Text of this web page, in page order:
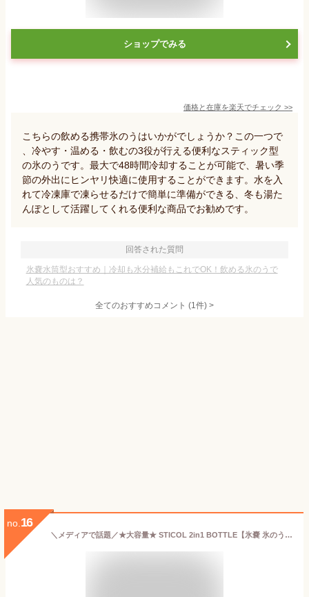
ショップでみる
価格と在庫を楽天でチェック >>
こちらの飲める携帯氷のうはいかがでしょうか？この一つで
、冷やす・温める・飲むの3役が行える便利なスティック型
の氷のうです。最大で48時間冷却することが可能で、暑い季
節の外出にヒンヤリ快適に使用することができます。水を入
れて冷凍庫で凍らせるだけで簡単に準備ができる、冬も湯た
んぽとして活躍してくれる便利な商品でお勧めです。
回答された質問
氷嚢水筒型おすすめ｜冷却も水分補給もこれでOK！飲める氷のうで
人気のものは？
全てのおすすめコメント (1件) >
no. 16
＼メディアで話題／★大容量★ STICOL 2in1 BOTTLE【氷嚢 氷のう 水筒型 持ち運び 飲める ボトル スティコル アイシング アイスパック 携帯 ステンレスボトル マグボトル 持ち歩き 冷やす 暑さ対策グッズ 冷却グッズ ひんやりグッズ 名入れ】[メール便送料無料] {4} sss